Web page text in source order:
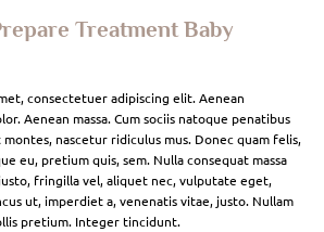
Treatment Baby
consectetuer adipiscing elit. Aenean
Aenean massa. Cum sociis natoque penatibus
nascetur ridiculus mus. Donec quam felis,
eu, pretium quis, sem. Nulla consequat massa
fringilla vel, aliquet nec, vulputate eget,
ut, imperdiet a, venenatis vitae, justo. Nullam
pretium. Integer tincidunt.